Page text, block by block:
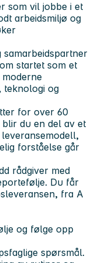
som vil jobbe i et
arbeidsmiljø og
startet som et
teknologi og
for over 60
du en del av et
forståelse går
rådgiver med
Du får
fra A
og følge opp
spørsmål.